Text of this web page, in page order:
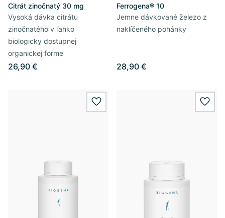
Citrát zinočnatý 30 mg
Vysoká dávka citrátu
zinočnatého v ľahko
biologicky dostupnej
organickej forme
26,90 €
Ferrogena® 10
Jemne dávkované železo z
naklíčeného pohánky
28,90 €
wishlist.add